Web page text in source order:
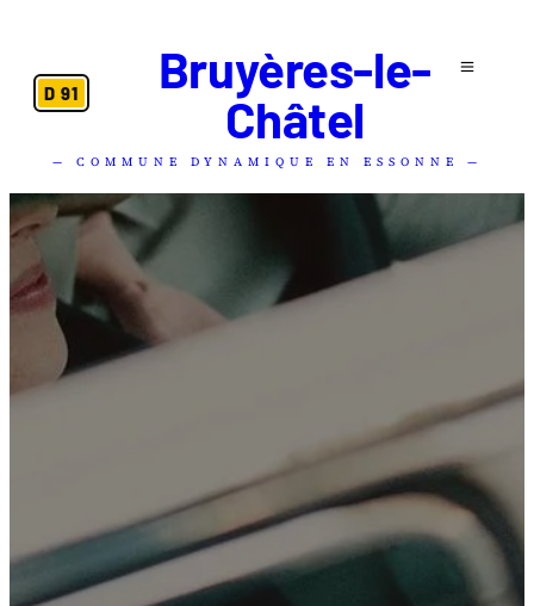
D 91
Bruyères-le-
Châtel
— COMMUNE DYNAMIQUE EN ESSONNE —